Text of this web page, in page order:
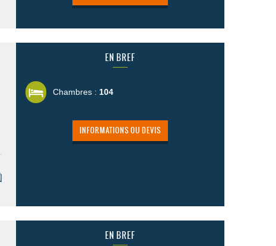
EN BREF
Chambres : 104
INFORMATIONS OU DEVIS
EN BREF